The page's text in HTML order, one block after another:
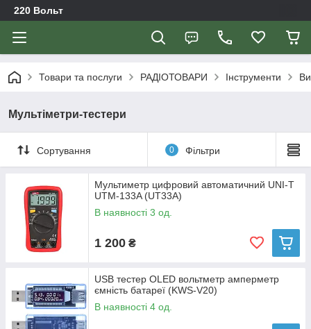
220 Вольт
Товари та послуги РАДІОТОВАРИ Інструменти
Мультіметри-тестери
Сортування 0 Фільтри
Мультиметр цифровий автоматичний UNI-T
UTM-133A (UT33A)
В наявності 3 од.
1 200 ₴
USB тестер OLED вольтметр амперметр
ємність батареї (KWS-V20)
В наявності 4 од.